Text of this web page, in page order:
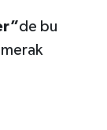
de bu